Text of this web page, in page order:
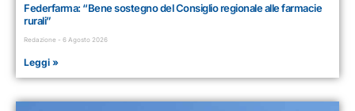
Federfarma: “Bene sostegno del Consiglio regionale alle farmacie
rurali”
Redazione 6 Agosto 2026
Leggi »